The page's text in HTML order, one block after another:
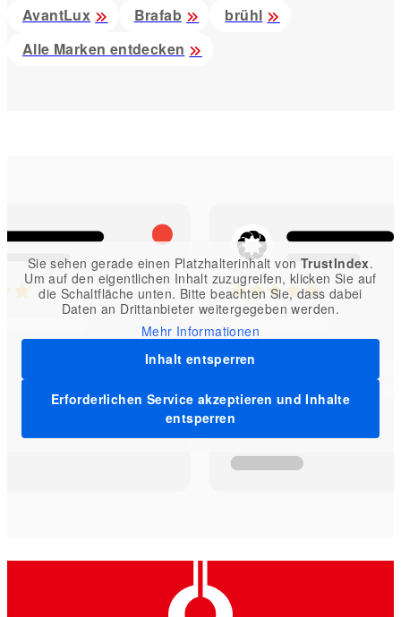
AvantLux Brafab
brühl
Alle Marken entdecken
Sie sehen gerade einen Platzhalterinhalt von TrustIndex.
Um auf den eigentlichen Inhalt zuzugreifen, klicken Sie auf
die Schaltfläche unten. Bitte beachten Sie, dass dabei
Daten an Drittanbieter weitergegeben werden.
Mehr Informationen
Inhalt entsperren
Erforderlichen Service akzeptieren und Inhalte
entsperren